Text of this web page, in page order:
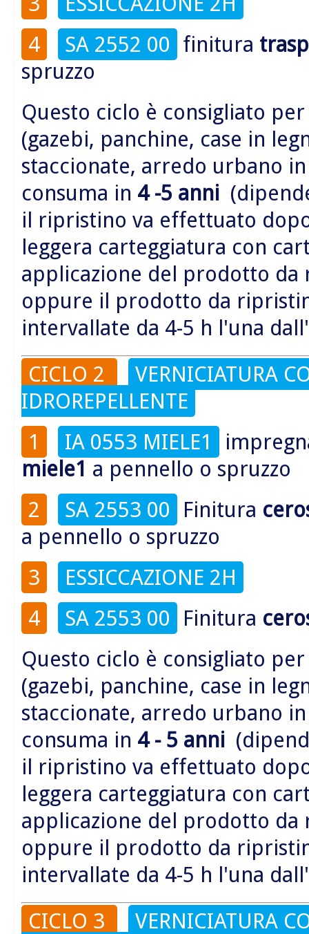
4
SA 2552 00 finitura
spruzzo
Questo ciclo è consigliato
(gazebi, panchine, case in
staccionate, arredo urbano
consuma in 4 -5 anni
il ripristino va effettuato
leggera carteggiatura con
applicazione del prodotto
oppure il prodotto da
intervallate da 4-5 h l'una
CICLO 2
VERNICIATURA
IDROREPELLENTE
1
IA 0553 MIELE1
miele1 a pennello o spruzzo
2
SA 2553 00 Finitura
a pennello o spruzzo
3
ESSICCAZIONE 2H
4
SA 2553 00 Finitura
Questo ciclo è consigliato
(gazebi, panchine, case in
staccionate, arredo urbano
consuma in 4 - 5 anni
il ripristino va effettuato
leggera carteggiatura con
applicazione del prodotto
oppure il prodotto da
intervallate da 4-5 h l'una
CICLO 3
VERNICIATURA